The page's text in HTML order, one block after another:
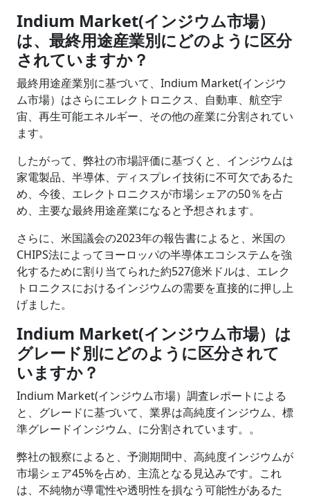
Indium Market(インジウム市場）
は、最終用途産業別にどのように区分
されていますか？
最終用途産業別に基づいて、Indium Market(インジウ
ム市場）はさらにエレクトロニクス、自動車、航空宇
宙、再生可能エネルギー、その他の産業に分割されてい
ます。
したがって、弊社の市場評価に基づくと、インジウムは
家電製品、半導体、ディスプレイ技術に不可欠であるた
め、今後、エレクトロニクスが市場シェアの50％を占
め、主要な最終用途産業になると予想されます。
さらに、米国議会の2023年の報告書によると、米国の
CHIPS法によってヨーロッパの半導体エコシステムを強
化するために割り当てられた約527億米ドルは、エレク
トロニクスにおけるインジウムの需要を直接的に押し上
げました。
Indium Market(インジウム市場）は
グレード別にどのように区分されて
いますか？
Indium Market(インジウム市場）調査レポートによる
と、グレードに基づいて、業界は高純度インジウム、標
準グレードインジウム、に分割されています。。
弊社の観察によると、予測期間中、高純度インジウムが
市場シェア45%を占め、主流となる見込みです。これ
は、不純物が導電性や透明性を損なう可能性があるた